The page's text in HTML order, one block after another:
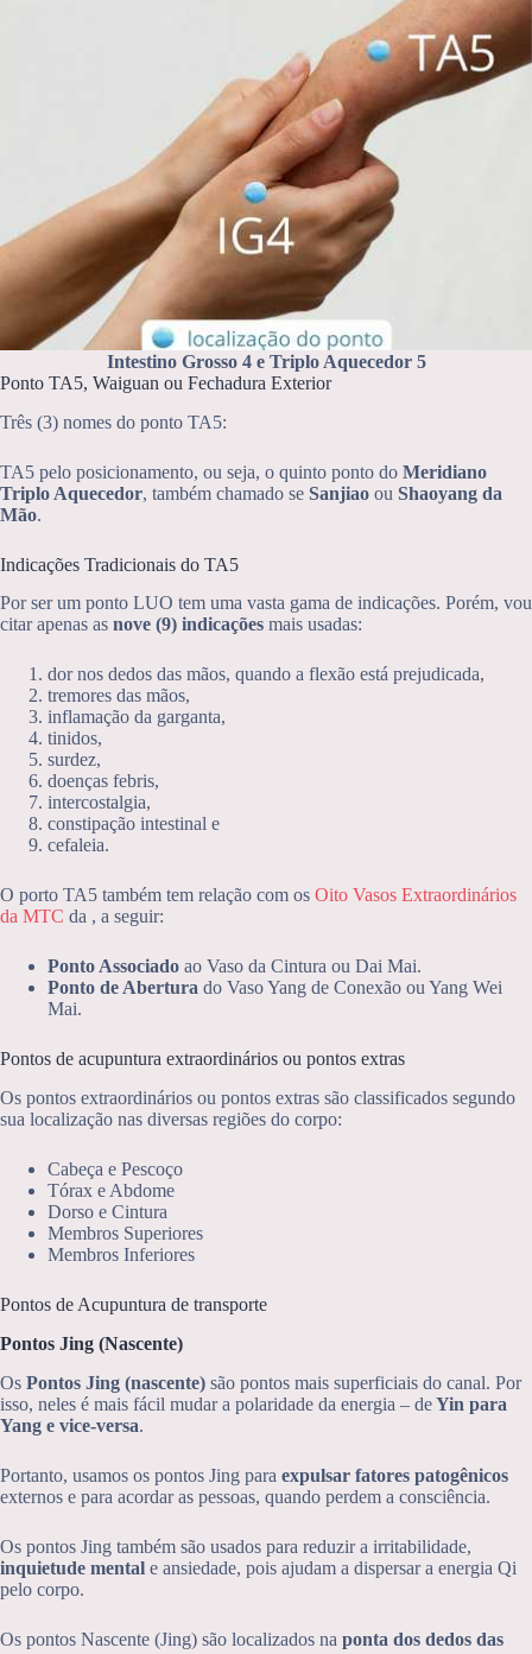
Intestino Grosso 4 e Triplo Aquecedor 5
Ponto TA5, Waiguan ou Fechadura Exterior
Três (3) nomes do ponto TA5:
TA5 pelo posicionamento, ou seja, o quinto ponto do Meridiano
Triplo Aquecedor, também chamado se Sanjiao ou Shaoyang da
Mão.
Indicações Tradicionais do TA5
Por ser um ponto LUO tem uma vasta gama de indicações. Porém, vou
citar apenas as nove (9) indicações mais usadas:
dor nos dedos das mãos, quando a flexão está prejudicada,
tremores das mãos,
inflamação da garganta,
tinidos,
surdez,
doenças febris,
intercostalgia,
constipação intestinal e
cefaleia.
O porto TA5 também tem relação com os Oito Vasos Extraordinários
da MTC da , a seguir:
Ponto Associado ao Vaso da Cintura ou Dai Mai.
Ponto de Abertura do Vaso Yang de Conexão ou Yang Wei
Mai.
Pontos de acupuntura extraordinários ou pontos extras
Os pontos extraordinários ou pontos extras são classificados segundo
sua localização nas diversas regiões do corpo:
Cabeça e Pescoço
Tórax e Abdome
Dorso e Cintura
Membros Superiores
Membros Inferiores
Pontos de Acupuntura de transporte
Pontos Jing (Nascente)
Os Pontos Jing (nascente) são pontos mais superficiais do canal. Por
isso, neles é mais fácil mudar a polaridade da energia – deYin para
Yang e vice-versa.
Portanto, usamos os pontos Jing para expulsar fatores patogênicos
externos e para acordar as pessoas, quando perdem a consciência.
Os pontos Jing também são usados para reduzir a irritabilidade,
inquietude mental e ansiedade, pois ajudam a dispersar a energia Qi
pelo corpo.
Os pontos Nascente (Jing) são localizados na ponta dos dedos das